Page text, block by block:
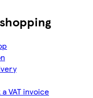
VAT invoice